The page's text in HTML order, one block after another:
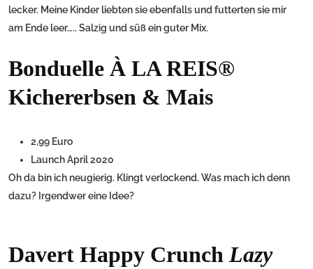
lecker. Meine Kinder liebten sie ebenfalls und futterten sie mir
am Ende leer….. Salzig und süß ein guter Mix.
Bonduelle À LA REIS®
Kichererbsen & Mais
2,99 Euro
Launch April 2020
Oh da bin ich neugierig. Klingt verlockend. Was mach ich denn
dazu? Irgendwer eine Idee?
Davert Happy Crunch Lazy